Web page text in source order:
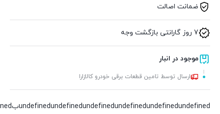
ضمانت اصالت
7 روز گارانتی بازگشت وجه
موجود در انبار
ارسال توسط تامین قطعات برقی خودرو کالازارا
undefinedundefinedundefinedundefinedundefined